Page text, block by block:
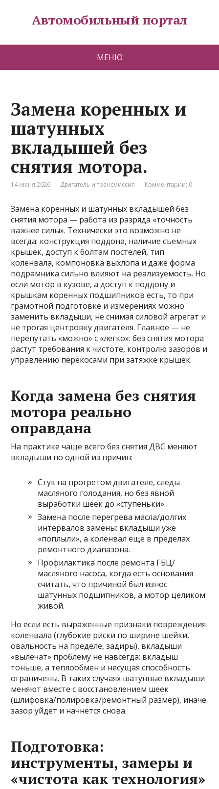
Автомобильный портал
МЕНЮ
Замена коренных и
шатунных
вкладышей без
снятия мотора.
14 июня 2026 Двигатель и трансмиссия Комментарии: 0
Замена коренных и шатунных вкладышей без
снятия мотора — работа из разряда «точность
важнее силы». Технически это возможно не
всегда: конструкция поддона, наличие съемных
крышек, доступ к болтам постелей, тип
коленвала, компоновка выхлопа и даже форма
подрамника сильно влияют на реализуемость. Но
если мотор в кузове, а доступ к поддону и
крышкам коренных подшипников есть, то при
грамотной подготовке и измерениях можно
заменить вкладыши, не снимая силовой агрегат и
не трогая центровку двигателя. Главное — не
перепутать «можно» с «легко»: без снятия мотора
растут требования к чистоте, контролю зазоров и
управлению перекосами при затяжке крышек.
Когда замена без снятия
мотора реально
оправдана
На практике чаще всего без снятия ДВС меняют
вкладыши по одной из причин:
Стук на прогретом двигателе, следы
масляного голодания, но без явной
выработки шеек до «ступеньки».
Замена после перегрева масла/долгих
интервалов замены: вкладыши уже
«поплыли», а коленвал еще в пределах
ремонтного диапазона.
Профилактика после ремонта ГБЦ/
масляного насоса, когда есть основания
считать, что причиной был износ
шатунных подшипников, а мотор целиком
живой.
Но если есть выраженные признаки повреждения
коленвала (глубокие риски по ширине шейки,
овальность на пределе, задиры), вкладыши
«вылечат» проблему не навсегда: вкладыш
тоньше, а теплообмен и несущая способность
ограничены. В таких случаях шатунные вкладыши
меняют вместе с восстановлением шеек
(шлифовка/полировка/ремонтный размер), иначе
зазор уйдет и начнется снова.
Подготовка:
инструменты, замеры и
«чистота как технология»